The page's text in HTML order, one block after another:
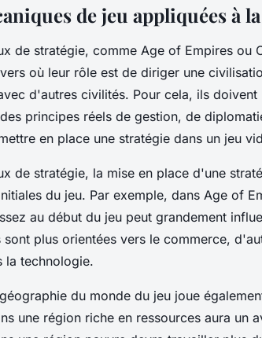
de jeu appliquées à
de stratégie, comme Age of Empires ou
où leur rôle est de diriger une
d'autres civilités. Pour cela, ils doivent
principes réels de gestion, de
en place une stratégie dans un jeu
de stratégie, la mise en place d'une
du jeu. Par exemple, dans Age of
au début du jeu peut grandement
sont plus orientées vers le commerce,
la technologie.
du monde du jeu joue
une région riche en ressources aura un